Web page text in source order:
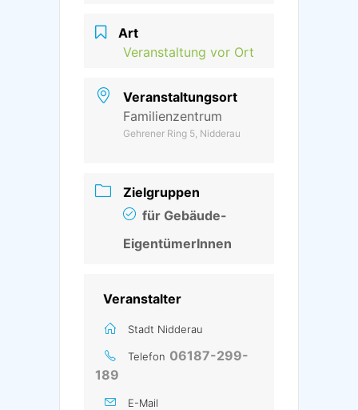
Art
Veranstaltung vor Ort
Veranstaltungsort
Familienzentrum
Gehrener Ring 5, Nidderau
Zielgruppen
für Gebäude-
EigentümerInnen
Veranstalter
Stadt Nidderau
Telefon 06187-299-
189
E-Mail